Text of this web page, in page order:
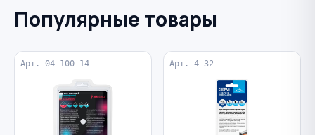
Популярные товары
Арт. 04-100-14 Арт. 4-32